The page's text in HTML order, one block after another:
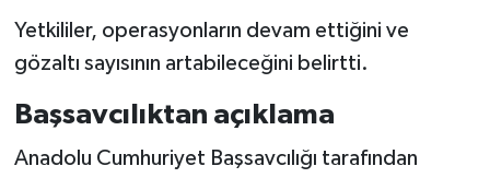
Yetkililer, operasyonların devam ettiğini ve
gözaltı sayısının artabileceğini belirtti.
Başsavcılıktan açıklama
Anadolu Cumhuriyet Başsavcılığı tarafından